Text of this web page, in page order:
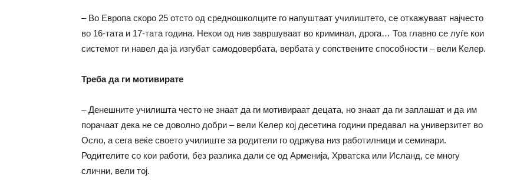
– Во Европа скоро 25 отсто од средношколците го напуштаат училиштето, се откажуваат најчесто
во 16-тата и 17-тата година. Некои од нив завршуваат во криминал, дрога… Тоа главно се луѓе кои
системот ги навел да ја изгубат самодовербата, вербата у сопствените способности – вели Келер.
Треба да ги мотивирате
– Денешните училишта често не знаат да ги мотивираат децата, но знаат да ги заплашат и да им
порачаат дека не се доволно добри – вели Келер кој десетина години предавал на универзитет во
Осло, а сега веќе своето училиште за родители го одржува низ работилници и семинари.
Родителите со кои работи, без разлика дали се од Арменија, Хрватска или Исланд, се многу
слични, вели тој.